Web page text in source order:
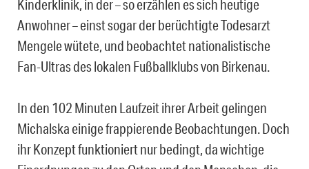
Kinderklinik, in der – so erzählen es sich heutige
Anwohner – einst sogar der berüchtigte Todesarzt
Mengele wütete, und beobachtet nationalistische
Fan-Ultras des lokalen Fußballklubs von Birkenau.
In den 102 Minuten Laufzeit ihrer Arbeit gelingen
Michalska einige frappierende Beobachtungen. Doch
ihr Konzept funktioniert nur bedingt, da wichtige